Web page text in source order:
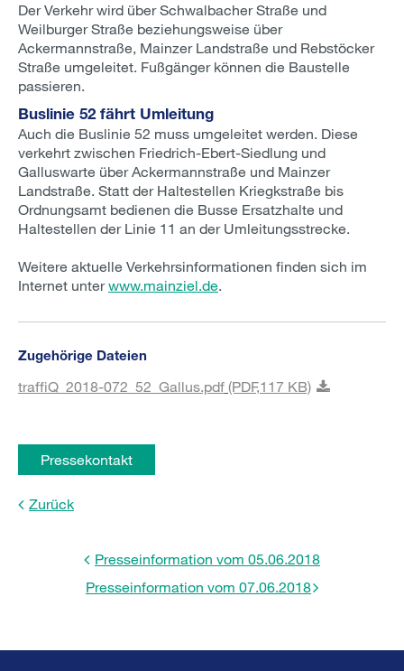
Der Verkehr wird über Schwalbacher Straße und
Weilburger Straße beziehungsweise über
Ackermannstraße, Mainzer Landstraße und Rebstöcker
Straße umgeleitet. Fußgänger können die Baustelle
passieren.
Buslinie 52 fährt Umleitung
Auch die Buslinie 52 muss umgeleitet werden. Diese
verkehrt zwischen Friedrich-Ebert-Siedlung und
Galluswarte über Ackermannstraße und Mainzer
Landstraße. Statt der Haltestellen Kriegkstraße bis
Ordnungsamt bedienen die Busse Ersatzhalte und
Haltestellen der Linie 11 an der Umleitungsstrecke.
Weitere aktuelle Verkehrsinformationen finden sich im
Internet unterwww.mainziel.de.
Zugehörige Dateien
traffiQ_2018-072_52_Gallus.pdf (PDF,117 KB)
Pressekontakt
Zurück
Presseinformation vom 05.06.2018
Presseinformation vom 07.06.2018